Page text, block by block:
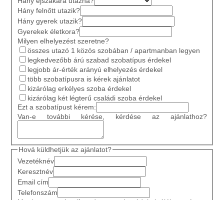
Hány felnőtt utazik?
Hány gyerek utazik?
Gyerekek életkora?
Milyen elhelyezést szeretne?
összes utazó 1 közös szobában / apartmanban legyen
legkedvezőbb árú szabad szobatípus érdekel
legjobb ár-érték arányú elhelyezés érdekel
több szobatípusra is kérek ajánlatot
kizárólag erkélyes szoba érdekel
kizárólag két légterű családi szoba érdekel
Ezt a szobatípust kérem:
Van-e további kérése, kérdése az ajánlathoz?
Hová küldhetjük az ajánlatot?
Vezetéknév
Keresztnév
Email cím
Telefonszám